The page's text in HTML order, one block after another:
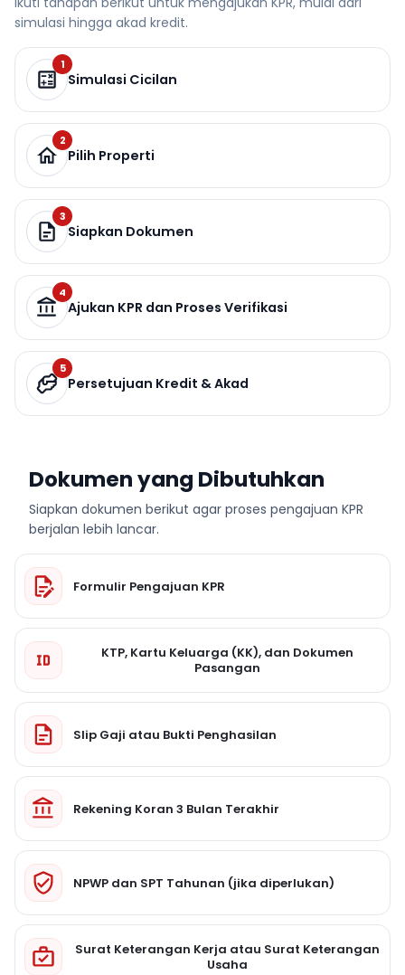
simulasi hingga akad kredit.
1
Simulasi Cicilan
2
Pilih Properti
3
Siapkan Dokumen
4
Ajukan KPR dan Proses Verifikasi
5
Persetujuan Kredit & Akad
Dokumen yang Dibutuhkan
Siapkan dokumen berikut agar proses pengajuan KPR
berjalan lebih lancar.
Formulir Pengajuan KPR
KTP, Kartu Keluarga (KK), dan Dokumen
Pasangan
Slip Gaji atau Bukti Penghasilan
Rekening Koran 3 Bulan Terakhir
NPWP dan SPT Tahunan (jika diperlukan)
Surat Keterangan Kerja atau Surat Keterangan
Usaha